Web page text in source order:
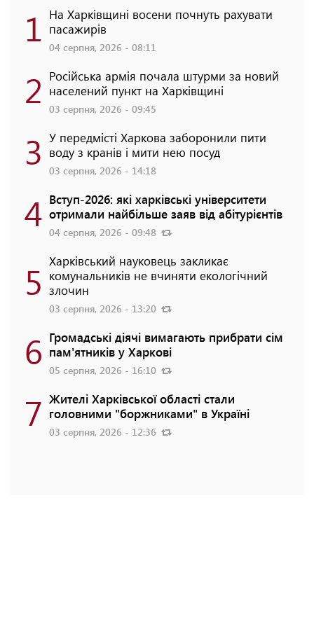
1 На Харківщині восени почнуть рахувати
пасажирів
04 серпня, 2026 - 08:11
2 Російська армія почала штурми за новий
населений пункт на Харківщині
03 серпня, 2026 - 09:45
3 У передмісті Харкова заборонили пити
воду з кранів і мити нею посуд
03 серпня, 2026 - 14:18
4 Вступ-2026: які харківські університети
отримали найбільше заяв від абітурієнтів
04 серпня, 2026 - 09:48
5 Харківський науковець закликає
комунальників не вчиняти екологічний
злочин
03 серпня, 2026 - 13:20
6 Громадські діячі вимагають прибрати сім
пам'ятників у Харкові
05 серпня, 2026 - 16:10
7 Жителі Харківської області стали
головними "боржниками" в Україні
03 серпня, 2026 - 12:36